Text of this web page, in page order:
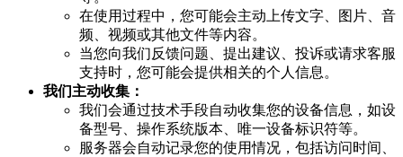
在使用过程中，您可能会主动上传文字、图片、音
频、视频或其他文件等内容。
当您向我们反馈问题、提出建议、投诉或请求客服
支持时，您可能会提供相关的个人信息。
我们主动收集：
我们会通过技术手段自动收集您的设备信息，如设
备型号、操作系统版本、唯一设备标识符等。
服务器会自动记录您的使用情况，包括访问时间、